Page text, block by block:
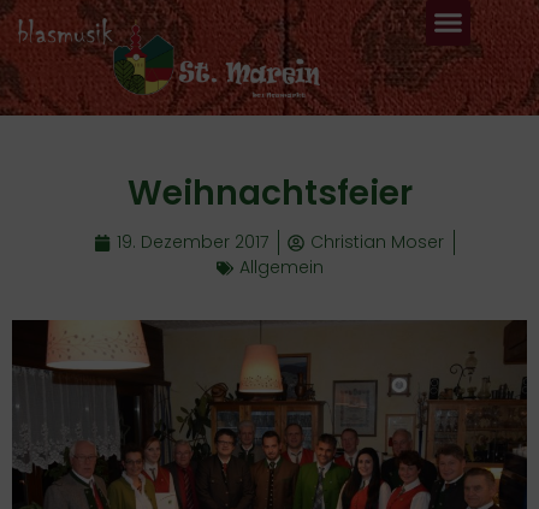
Weihnachtsfeier
19. Dezember 2017
Christian Moser
Allgemein